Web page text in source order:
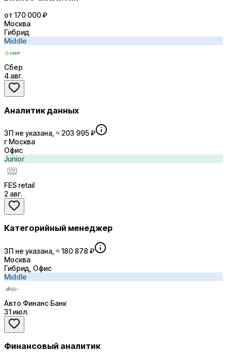
от 170 000 ₽
Москва
Гибрид
Middle
Сбер
4 авг.
Аналитик данных
ЗП не указана, ≈ 203 995 ₽
г Москва
Офис
Junior
FES retail
2 авг.
Категорийный менеджер
ЗП не указана, ≈ 180 878 ₽
Москва
Гибрид, Офис
Middle
Авто Финанс Банк
31 июл.
Финансовый аналитик